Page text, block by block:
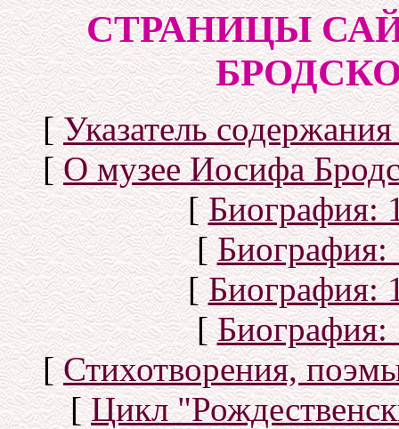
СТРАНИЦЫ
[Указатель
[О музее Иосифа
[Биография:
[Биография:
[Биография:
[Биография:
[Стихотворения,
[Цикл